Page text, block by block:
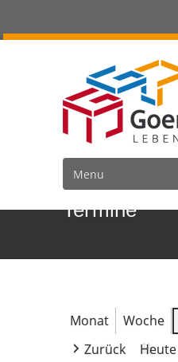
Termine
Monat
Woche
Zurück
Heute